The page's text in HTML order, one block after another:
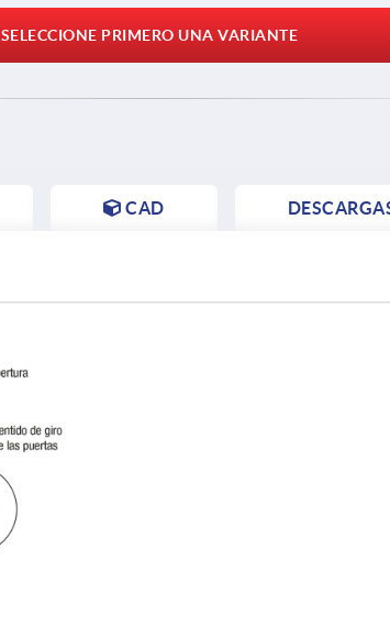
SELECCIONE PRIMERO UNA VARIANTE
CAD